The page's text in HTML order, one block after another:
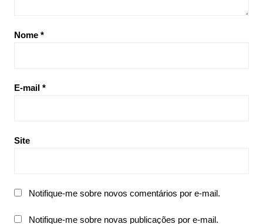
Nome *
E-mail *
Site
Notifique-me sobre novos comentários por e-mail.
Notifique-me sobre novas publicações por e-mail.